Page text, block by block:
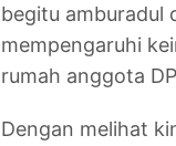
begitu amburadul
mempengaruhi
rumah anggota
Dengan melihat